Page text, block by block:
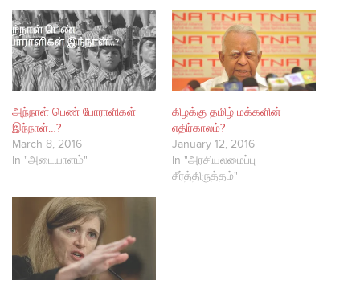
அந்நாள் பெண் போராளிகள்
இந்நாள்…?
March 8, 2016
In "அடையாளம்"
கிழக்கு தமிழ் மக்களின்
எதிர்காலம்?
January 12, 2016
In "அரசியலமைப்பு
சீர்த்திருத்தம்"